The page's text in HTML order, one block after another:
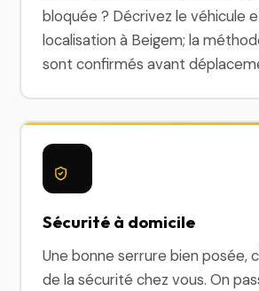
bloquée ? Décrivez le véhicule
localisation à Beigem; la
sont confirmés avant
Sécurité à domicile
Une bonne serrure bien posée,
de la sécurité chez vous. On